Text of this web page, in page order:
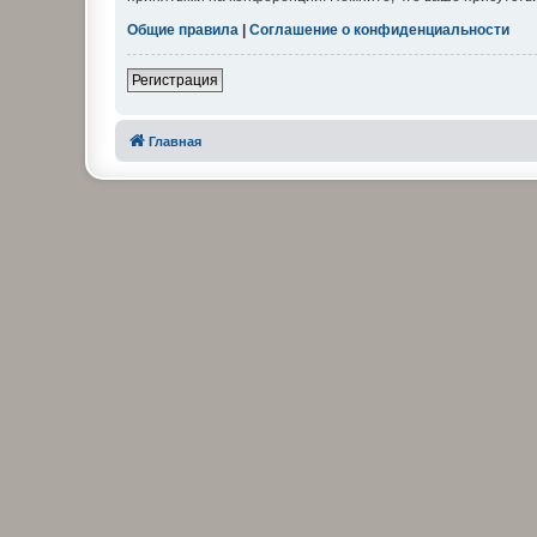
Общие правила | Соглашение о конфиденциальности
Регистрация
Главная